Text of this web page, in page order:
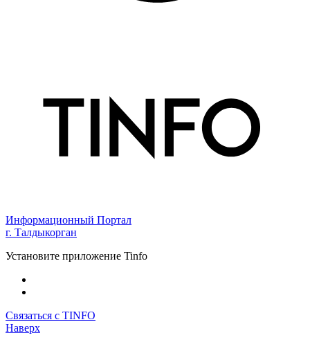
Информационный Портал
г. Талдыкорган
Установите приложение Tinfo
Связаться с TINFO
Наверх